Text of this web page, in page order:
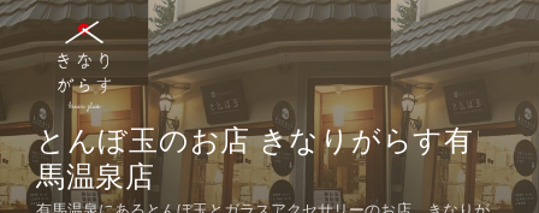
コ
ン
ツ
へ
ス
とんぼ玉のお店 きなりがらす有
馬温泉店